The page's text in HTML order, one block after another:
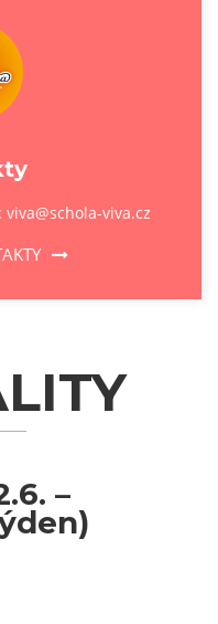
viva.cz
–